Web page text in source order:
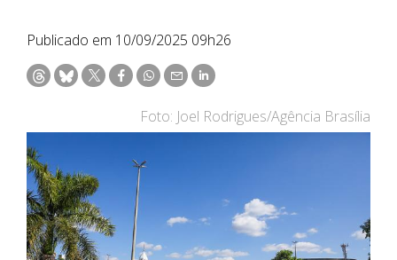
Publicado em 10/09/2025 09h26
Foto: Joel Rodrigues/Agência Brasília